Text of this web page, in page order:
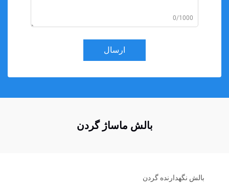
0/1000
ارسال
بالش ماساژ گردن
بالش نگهدارنده گردن